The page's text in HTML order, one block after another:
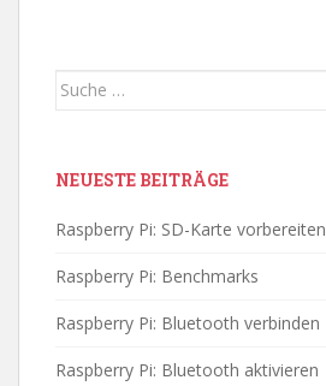
Suche
NEUESTE BEITRÄGE
Raspberry Pi: SD-Karte vorbereiten
Raspberry Pi: Benchmarks
Raspberry Pi: Bluetooth verbinden
Raspberry Pi: Bluetooth aktivieren